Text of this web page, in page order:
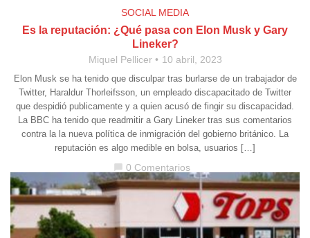
SOCIAL MEDIA
Es la reputación: ¿Qué pasa con Elon Musk y Gary
Lineker?
Miquel Pellicer 10 abril, 2023
Elon Musk se ha tenido que disculpar tras burlarse de un trabajador de
Twitter, Haraldur Thorleifsson, un empleado discapacitado de Twitter
que despidió publicamente y a quien acusó de fingir su discapacidad.
La BBC ha tenido que readmitir a Gary Lineker tras sus comentarios
contra la la nueva política de inmigración del gobierno británico. La
reputación es algo medible en bolsa, usuarios […]
0 Comentarios